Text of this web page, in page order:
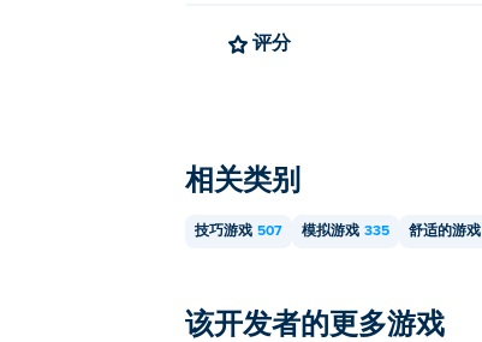
评分
相关类别
技巧游戏 507 模拟游戏 335 舒适的游戏
该开发者的更多游戏